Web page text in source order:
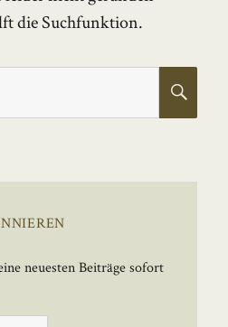
die Suchfunktion.
neuesten Beiträge sofort